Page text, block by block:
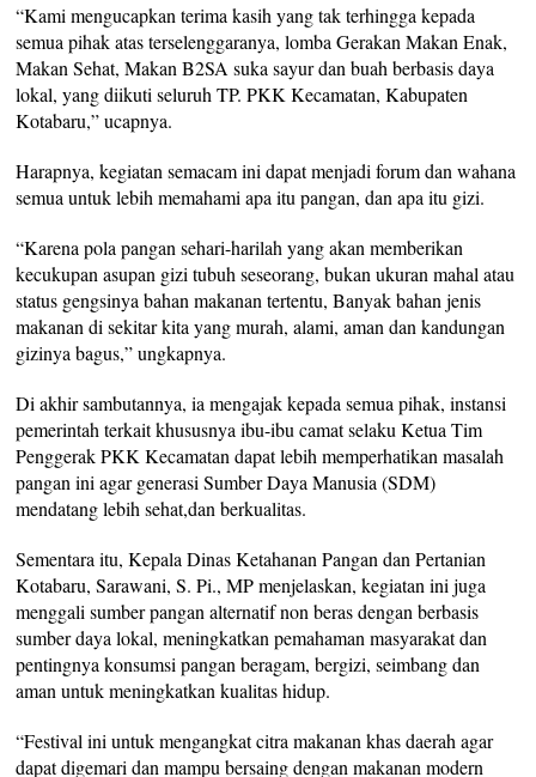
“Kami mengucapkan terima kasih yang tak terhingga kepada
semua pihak atas terselenggaranya, lomba Gerakan Makan Enak,
Makan Sehat, Makan B2SA suka sayur dan buah berbasis daya
lokal, yang diikuti seluruh TP. PKK Kecamatan, Kabupaten
Kotabaru,” ucapnya.
Harapnya, kegiatan semacam ini dapat menjadi forum dan wahana
semua untuk lebih memahami apa itu pangan, dan apa itu gizi.
“Karena pola pangan sehari-harilah yang akan memberikan
kecukupan asupan gizi tubuh seseorang, bukan ukuran mahal atau
status gengsinya bahan makanan tertentu, Banyak bahan jenis
makanan di sekitar kita yang murah, alami, aman dan kandungan
gizinya bagus,” ungkapnya.
Di akhir sambutannya, ia mengajak kepada semua pihak, instansi
pemerintah terkait khususnya ibu-ibu camat selaku Ketua Tim
Penggerak PKK Kecamatan dapat lebih memperhatikan masalah
pangan ini agar generasi Sumber Daya Manusia (SDM)
mendatang lebih sehat,dan berkualitas.
Sementara itu, Kepala Dinas Ketahanan Pangan dan Pertanian
Kotabaru, Sarawani, S. Pi., MP menjelaskan, kegiatan ini juga
menggali sumber pangan alternatif non beras dengan berbasis
sumber daya lokal, meningkatkan pemahaman masyarakat dan
pentingnya konsumsi pangan beragam, bergizi, seimbang dan
aman untuk meningkatkan kualitas hidup.
“Festival ini untuk mengangkat citra makanan khas daerah agar
dapat digemari dan mampu bersaing dengan makanan modern